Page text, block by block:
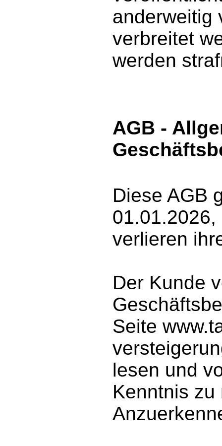
anderweitig
verbreitet
werden
AGB -
Diese AGB
verlieren
Der Kunde
Seite
lesen und
Kenntnis zu